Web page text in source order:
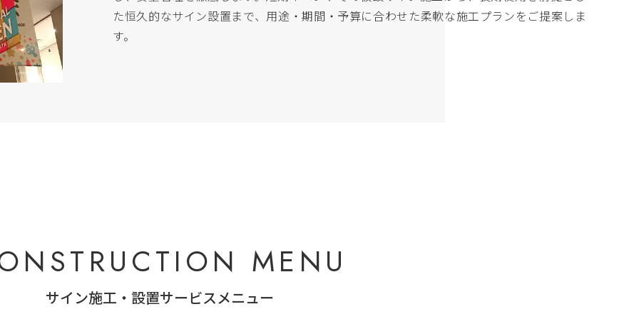
た恒久的なサイン設置まで、用途・期間・予算に合わせた柔軟な施工プランをご提案しま
す。
MENU
サイン施工・設置サービスメニュー